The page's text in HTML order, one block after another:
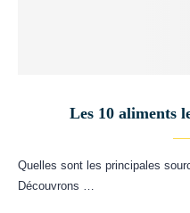
Les 10 aliments
Quelles sont les principales
Découvrons …